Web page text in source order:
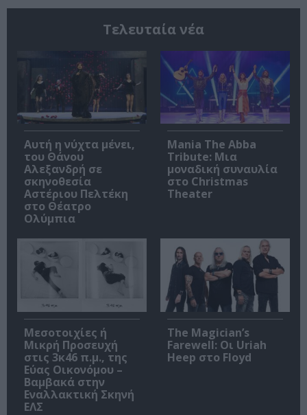
Τελευταία νέα
Αυτή η νύχτα μένει,
του Θάνου
Αλεξανδρή σε
σκηνοθεσία
Αστέριου Πελτέκη
στο Θέατρο
Ολύμπια
Mania The Abba
Tribute: Μια
μοναδική συναυλία
στο Christmas
Theater
Μεσοτοιχίες ή
Μικρή Προσευχή
στις 3κ46 π.μ., της
Εύας Οικονόμου –
Βαμβακά στην
Εναλλακτική Σκηνή
ΕΛΣ
The Magician’s
Farewell: Οι Uriah
Heep στο Floyd